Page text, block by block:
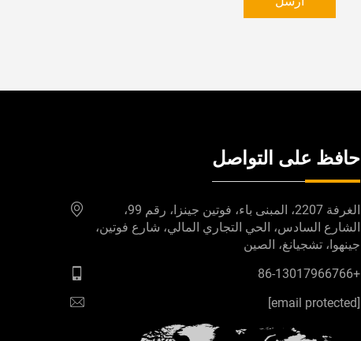
حافظ على التواصل
الغرفة 2207، المبنى باء، فوتين جينزا، رقم 99،
الشارع السادس، الحي التجاري المالي، شارع فوتين،
جينهوا، تشجيانغ، الصين
+86-13017966766
[email protected]